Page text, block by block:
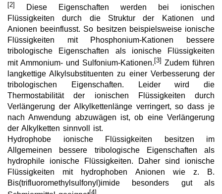
Phasenwechselmedien
Sorptionskältemedien
Elektrolyte
Lösungsmittel
Reagenzien für die Analytik
Toxizität von ionischen Flüssigkeiten
Über Uns
Unternehmen
Team
Investor Relations
[2]
Diese Eigenschaften werden bei ionischen
Flüssigkeiten durch die Struktur der Kationen und
Anionen beeinflusst. So besitzen beispielsweise ionische
Flüssigkeiten mit Phosphonium-Kationen bessere
tribologische Eigenschaften als ionische Flüssigkeiten
mit Ammonium- und Sulfonium-Kationen.[3] Zudem führen
langkettige Alkylsubstituenten zu einer Verbesserung der
tribologischen Eigenschaften. Leider wird die
Thermostabilität der ionischen Flüssigkeiten durch
Verlängerung der Alkylkettenlänge verringert, so dass je
nach Anwendung abzuwägen ist, ob eine Verlängerung
der Alkylketten sinnvoll ist.
Hydrophobe ionische Flüssigkeiten besitzen im
Allgemeinen bessere tribologische Eigenschaften als
hydrophile ionische Flüssigkeiten. Daher sind ionische
Flüssigkeiten mit hydrophoben Anionen wie z. B.
Bis(trifluoromethylsulfonyl)imide besonders gut als
[4]